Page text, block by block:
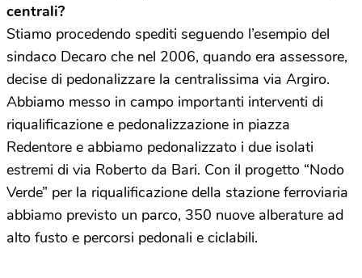
centrali?
Stiamo procedendo spediti seguendo l’esempio del
sindaco Decaro che nel 2006, quando era assessore,
decise di pedonalizzare la centralissima via Argiro.
Abbiamo messo in campo importanti interventi di
riqualificazione e pedonalizzazione in piazza
Redentore e abbiamo pedonalizzato i due isolati
estremi di via Roberto da Bari. Con il progetto “Nodo
Verde” per la riqualificazione della stazione ferroviaria
abbiamo previsto un parco, 350 nuove alberature ad
alto fusto e percorsi pedonali e ciclabili.